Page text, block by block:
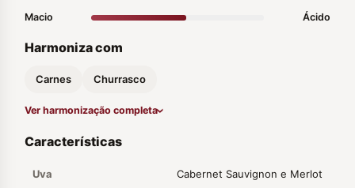
Macio
Ácido
Harmoniza com
Carnes Churrasco
Ver harmonização completa
Características
Uva Cabernet Sauvignon e Merlot